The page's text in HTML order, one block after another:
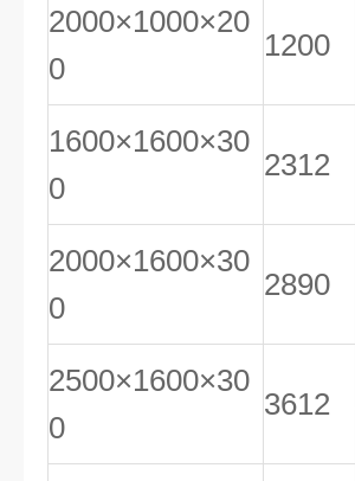
2000×1000×20
0
1200
1600×1600×30
0
2312
2000×1600×30
0
2890
2500×1600×30
0
3612